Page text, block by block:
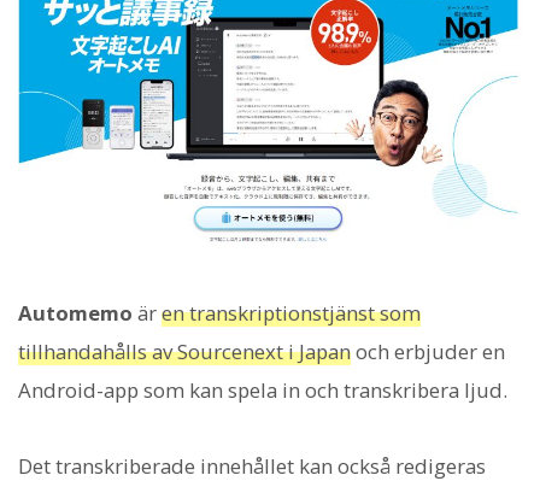
Automemo ären transkriptionstjänst som
tillhandahålls av Sourcenext i Japanoch erbjuder en
Android-app som kan spela in och transkribera ljud.
Det transkriberade innehållet kan också redigeras